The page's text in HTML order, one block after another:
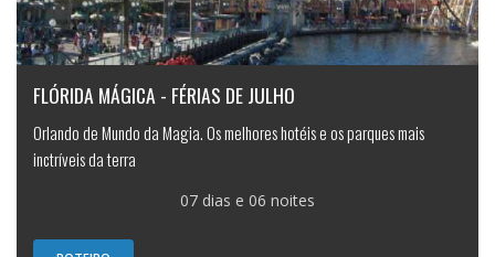
FLÓRIDA MÁGICA - FÉRIAS DE JULHO
Orlando de Mundo da Magia. Os melhores hotéis e os parques mais
inctríveis da terra
07 dias e 06 noites